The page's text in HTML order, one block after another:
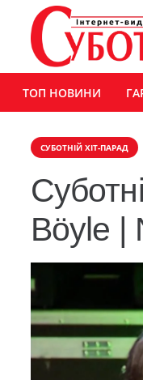
ТОП НОВИНИ
СУБОТНІЙ ХІТ-ПАРАД
Böyle |